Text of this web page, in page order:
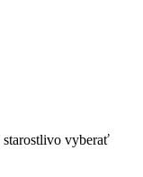
starostlivo vyberať